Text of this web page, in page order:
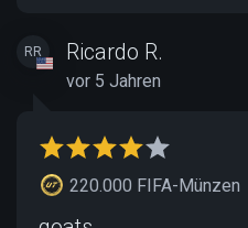
RR Ricardo R.
vor 5 Jahren
220.000 FIFA-Münzen